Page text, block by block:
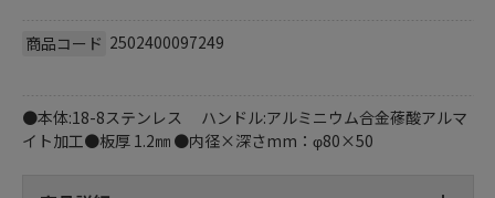
商品コード 2502400097249
●本体:18-8ステンレス ハンドル:アルミニウム合金蓚酸アルマ
イト加工●板厚 1.2㎜ ●内径×深さmm：φ80×50